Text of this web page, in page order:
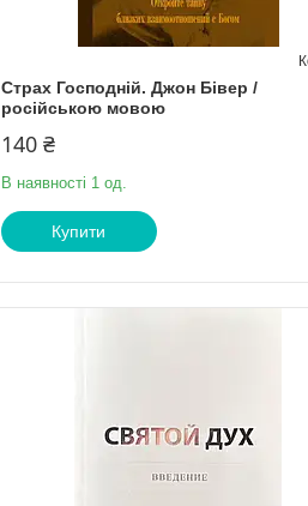
Страх Господній. Джон Бівер /
російською мовою
140 ₴
В наявності 1 од.
Купити